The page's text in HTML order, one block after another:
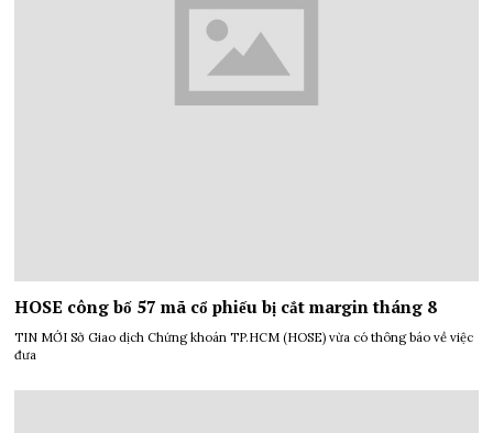
HOSE công bố 57 mã cổ phiếu bị cắt margin tháng 8
TIN MỚI Sở Giao dịch Chứng khoán TP.HCM (HOSE) vừa có thông báo về việc
đưa